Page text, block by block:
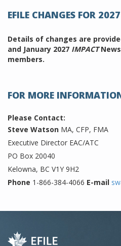
EFILE CHANGES FOR 2027
Details of changes are
and January 2027 IMPACT
members.
FOR MORE
Please Contact:
Steve Watson MA, CFP, FMA
Executive Director EAC/ATC
PO Box 20040
Kelowna, BC V1Y 9H2
Phone 1-866-384-4066 E-mail